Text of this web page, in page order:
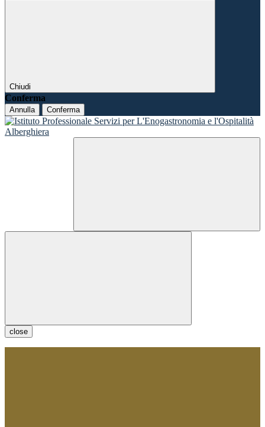
Chiudi
Conferma
Annulla Conferma
close